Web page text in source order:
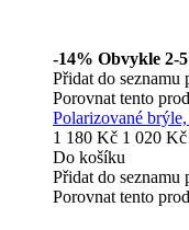
-14% Obvykle 2-
Přidat do seznamu
Porovnat tento
Polarizované
1 180 Kč 1 020 Kč
Do košíku
Přidat do seznamu
Porovnat tento